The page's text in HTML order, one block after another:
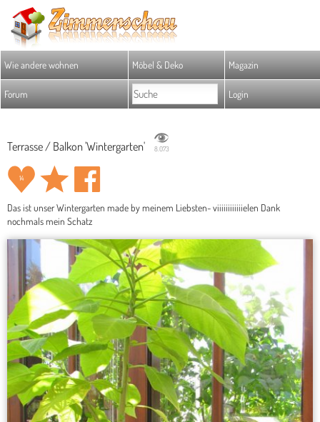
Wie andere wohnen Möbel & Deko Magazin
Forum Login
Terrasse / Balkon 'Wintergarten' 8.073
14
Das ist unser Wintergarten made by meinem Liebsten- viiiiiiiiiiiielen Dank
nochmals mein Schatz